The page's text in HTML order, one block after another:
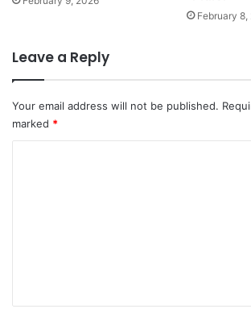
February 8,
Leave a Reply
Your email address will not be published.
marked *